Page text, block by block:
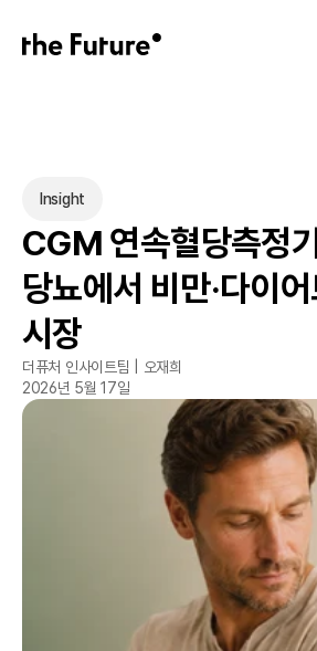
Insight
CGM 연속혈당측정
당뇨에서 비만·다이
시장
더퓨처 인사이트팀 | 오재희
2026년 5월 17일